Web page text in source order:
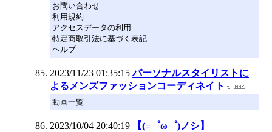
お問い合わせ
利用規約
アクセスデータの利用
特定商取引法に基づく表記
ヘルプ
2023/11/23 01:35:15 パーソナルスタイリストに
よるメンズファッションコーディネイト
動画一覧
2023/10/04 20:40:19
【(=゜ω゜)ノシ】